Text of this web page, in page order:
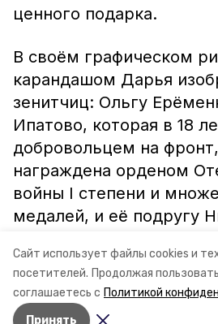
Сайт использует файлы cookies и
посетителей. Продолжая
соглашаетесь с Политикой
Принять
ценного подарка.
В своём графическом
карандашом Дарья
зенитчиц: Ольгу
Ипатово, которая в 18
добровольцем на
награждена орденом
войны I степени и
медалей, и её подругу
Г. СИДОРЕНКО.
По материалам газеты